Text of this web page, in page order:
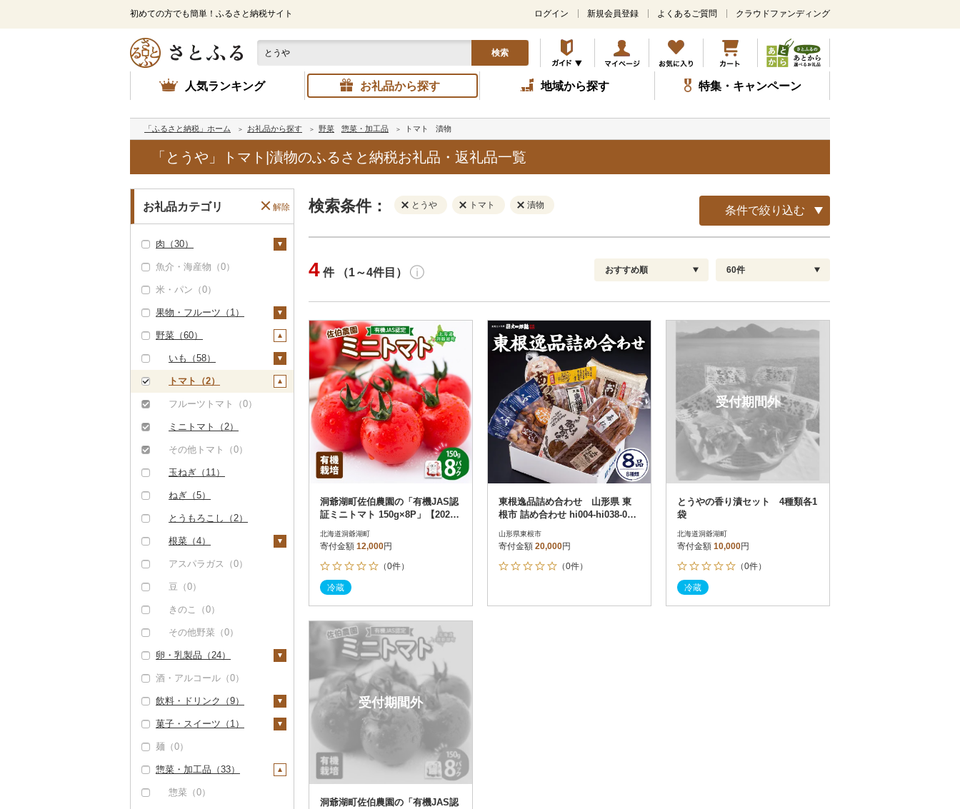
初めての方でも簡単！ふるさと納税サイト
メ
ン
コ
ン
テ
ツ
ッ
ログイン 新規会員登録 よくあるご質問 クラウドファンディング
検索
人気ランキング お礼品から探す 地域から探す 特集・キャンペーン
「ふるさと納税」ホーム お礼品から探す 野菜 惣菜・加工品 トマト 漬物
「とうや」トマト|漬物のふるさと納税お礼品・返礼品一覧
お礼品カテゴリ 解除
肉（30）
牛肉（精肉）（0）
牛肉（加工品）（0）
豚肉（精肉）（0）
豚肉（加工品）（0）
鶏肉（0）
鹿肉（0）
馬肉（0）
羊肉・ラム肉（ジンギ
0）
魚介・海産物（0）
米・パン（0）
果物・フルーツ（1）
ぶどう・マスカット
いちご（0）
りんご（0）
野菜（60）
いも（58）
じゃがいも（56）
さつまいも（0）
その他いも（1）
トマト（2）
フルーツトマト（0）
ミニトマト（2）
その他トマト（0）
玉ねぎ（11）
ねぎ（5）
とうもろこし（2）
根菜（4）
人参（3）
大根（0）
自然薯（0）
レンコン（0）
にんにく・生姜（0）
その他根菜（1）
アスパラガス（0）
豆（0）
きのこ（0）
その他野菜（0）
卵・乳製品（24）
卵（24）
チーズ（0）
ヨーグルト（0）
牛乳（0）
バター（0）
その他乳製品（0）
酒・アルコール（0）
飲料・ドリンク（9）
水・ミネラルウォータ
（0）
茶（0）
菓子・スイーツ（1）
ケーキ（0）
クッキー（0）
焼き菓子（1）
麺（0）
惣菜・加工品（33）
惣菜（0）
検索条件： とうや トマト 漬物 条件で絞り込む
円
決済方法 解除
PayPay
クレジットカード決済
Amazon Pay
楽天ペイ
メルペイ
コンビニ支払い
ソフトバンクまとめて支払い
d払い
金融機関(Pay-easy決済)
解除
発送種別 解除
通常
冷蔵便
冷凍便
配送指定 解除
お届け日時指定可
お届け時間帯指定可
発送される月指定可
その他
さとふる限定のお礼品
定期便
さとふるアプリdeワンストップ申請
対象
結果を見る（
4 件 （1～4件目） おすすめ順
新着順
レビュー件数順
寄付金額が高い順
寄付金額が低い順
60件
60
90
洞爺湖町佐伯農園の「有機JAS認
証ミニトマト 150g×8P」【2026
年7月中旬より発送】
北海道洞爺湖町
寄付金額 12,000円
（0件）
冷蔵
東根逸品詰め合わせ 山形県 東
根市 詰め合わせ hi004-hi038-001
r
山形県東根市
寄付金額 20,000円
（0件）
受付期間外
とうやの香り漬セット 4種類各1
袋
北海道洞爺湖町
寄付金額 10,000円
（0件）
冷蔵
受付期間外
洞爺湖町佐伯農園の「有機JAS認